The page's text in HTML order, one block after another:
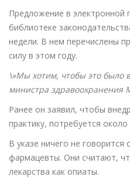
Предложение в электронной
библиотеке
недели. В нем перечислены
силу в этом году.
\»Мы хотим, чтобы это было
министра здравоохранения
Ранее он заявил, чтобы
практику, потребуется около
В указе ничего не
фармацевты. Они считают,
лекарства как опиаты.